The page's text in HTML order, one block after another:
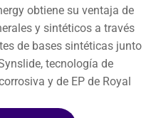
obtiene su ventaja de
y sintéticos a través
de bases sintéticas junto
tecnología de
y de EP de Royal